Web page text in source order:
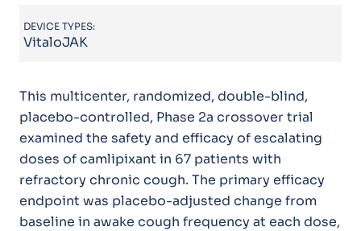
DEVICE TYPES:
VitaloJAK
This multicenter, randomized, double-blind,
placebo-controlled, Phase 2a crossover trial
examined the safety and efficacy of escalating
doses of camlipixant in 67 patients with
refractory chronic cough. The primary efficacy
endpoint was placebo-adjusted change from
baseline in awake cough frequency at each dose,